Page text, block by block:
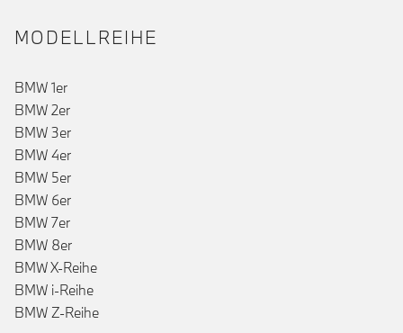
MODELLREIHE
BMW 1er
BMW 2er
BMW 3er
BMW 4er
BMW 5er
BMW 6er
BMW 7er
BMW 8er
BMW X-Reihe
BMW i-Reihe
BMW Z-Reihe